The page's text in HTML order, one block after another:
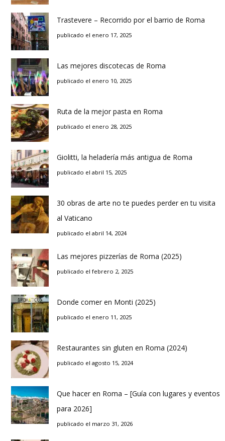
Trastevere – Recorrido por el barrio de Roma
publicado el enero 17, 2025
Las mejores discotecas de Roma
publicado el enero 10, 2025
Ruta de la mejor pasta en Roma
publicado el enero 28, 2025
Giolitti, la heladería más antigua de Roma
publicado el abril 15, 2025
30 obras de arte no te puedes perder en tu visita
al Vaticano
publicado el abril 14, 2024
Las mejores pizzerías de Roma (2025)
publicado el febrero 2, 2025
Donde comer en Monti (2025)
publicado el enero 11, 2025
Restaurantes sin gluten en Roma (2024)
publicado el agosto 15, 2024
Que hacer en Roma – [Guía con lugares y eventos
para 2026]
publicado el marzo 31, 2026